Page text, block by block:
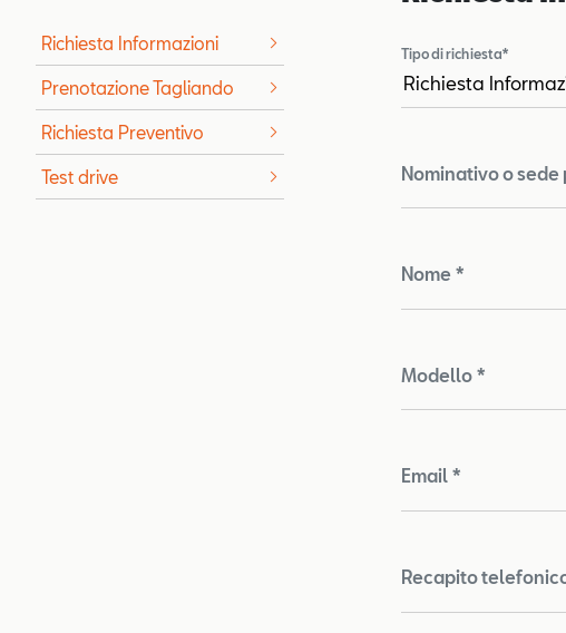
Richiesta Informazioni
Prenotazione Tagliando
Richiesta Preventivo
Test drive
Tipo di richiesta*
Nominativo o
Nome *
Modello *
Email *
Recapito